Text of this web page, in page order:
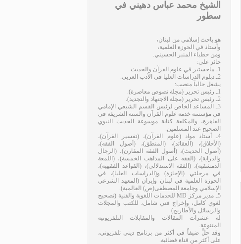
الشيخ محمد عباس دهيني في
سطور
هو باحث إسلامي من لبنان،
وأستاذ في الحوزة العلمية،
ومن خطباء المنبر الحسيني.
حائز على:
1ـ ماجستير في علوم القرآن والحديث.
2ـ دبلوم الدراسات العليا في الأدب العربي.
يشغل حالياً منصب:
1ـ رئيس تحرير (مجلة نصوص معاصرة).
2ـ رئيس تحرير (مجلة الاجتهاد والتجديد).
3ـ المساعد الخاص لرئيس القسم الشيعي الإمامي
في مؤسسة خدمة علوم القرآن والسنة الشريفة في
القاهرة، والمكلفة كتابة موسوعة الحديث النبوي
الصحيح عند المسلمين.
4ـ أستاذ مواد (علوم القرآن)، (تفسير القرآن)،
(الأخلاق)، (العقائد)، (المنطق)، (أصول الفقه)،
(أصول الحديث)، (أصول الفقه المقارن)، (الرجال
والدراية)، (الفقه على المذاهب الخمسة)، (اللمعة
الدمشقية)، (الفقه الاستدلالي)، (القواعد الفقهية)،
في مرحلتي (الإجازة) و(الدراسات العليا)، في
الحوزة العلمية في لبنان وإيران (المعهد الشرعي
الإسلامي وجامعة المصطفى(ص) العالمية).
5ـ مدير مركز MD للخدمات اللغوية والفنية (تصحيح
لغوي كامل، وإخراج فني شامل، للكتب والمجلات
والرسائل والأطاريح)
له عشرات المقالات والمقابلات التلفزيونية
المتنوعة.
وقد حلَّ ضيفاً في أكثر من برنامج ديني تلفزيوني،
على أكثر من قناة فضائية.